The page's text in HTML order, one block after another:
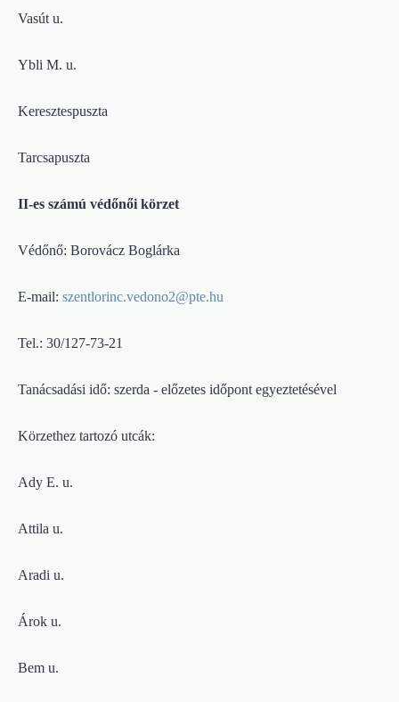
Vasút u.
Ybli M. u.
Keresztespuszta
Tarcsapuszta
II-es számú védőnői körzet
Védőnő: Borovácz Boglárka
E-mail: szentlorinc.vedono2@pte.hu
Tel.: 30/127-73-21
Tanácsadási idő: szerda - előzetes időpont egyeztetésével
Körzethez tartozó utcák:
Ady E. u.
Attila u.
Aradi u.
Árok u.
Bem u.